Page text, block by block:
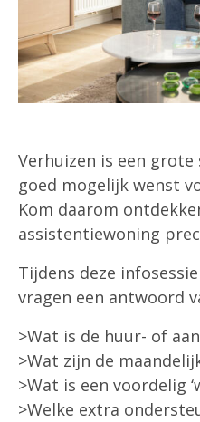
Verhuizen is een
goed mogelijk wenst
Kom daarom
assistentiewoning
Tijdens deze
vragen een antwoord
>Wat is de huur- of
>Wat zijn de
>Wat is een voordelig
>Welke extra